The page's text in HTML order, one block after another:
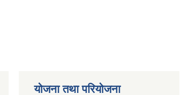
योजना तथा परियोजना